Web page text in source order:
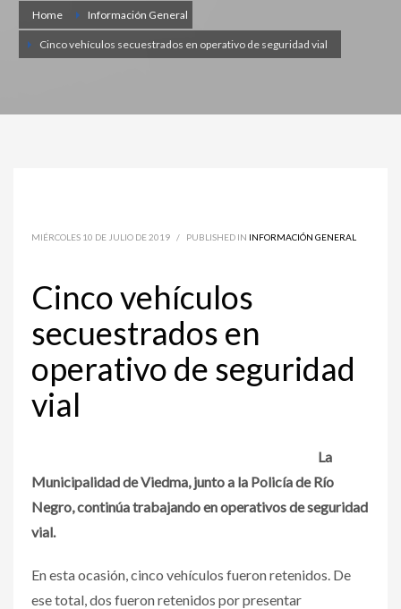
Home Información General
Cinco vehículos secuestrados en operativo de seguridad vial
MIÉRCOLES 10 DE JULIO DE 2019 / PUBLISHED IN INFORMACIÓN GENERAL
Cinco vehículos
secuestrados en
operativo de seguridad
vial
La
Municipalidad de Viedma, junto a la Policía de Río
Negro, continúa trabajando en operativos de seguridad
vial.
En esta ocasión, cinco vehículos fueron retenidos. De
ese total, dos fueron retenidos por presentar